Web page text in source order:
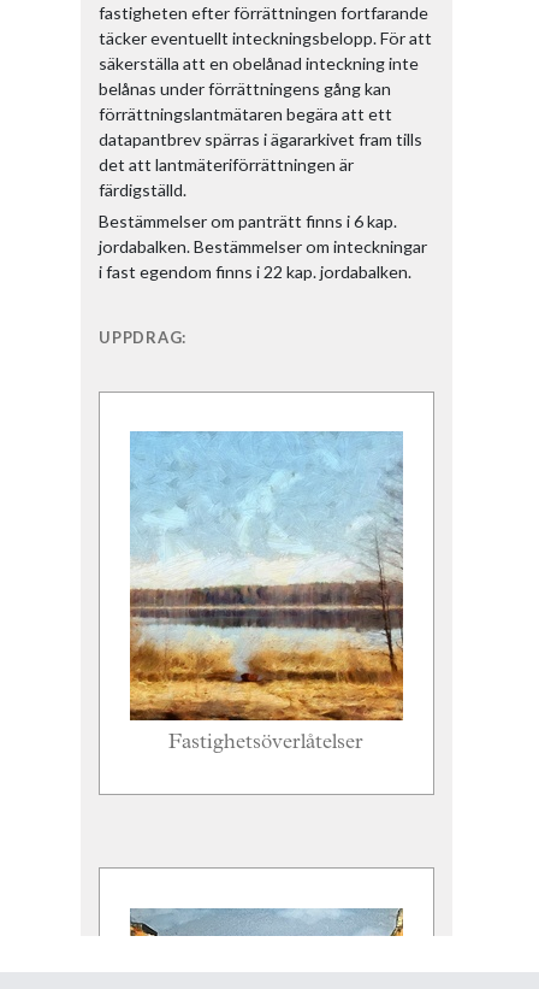
fastigheten efter förrättningen fortfarande
täcker eventuellt inteckningsbelopp. För att
säkerställa att en obelånad inteckning inte
belånas under förrättningens gång kan
förrättningslantmätaren begära att ett
datapantbrev spärras i ägararkivet fram tills
det att lantmäteriförrättningen är
färdigställd.
Bestämmelser om panträtt finns i 6 kap.
jordabalken. Bestämmelser om inteckningar
i fast egendom finns i 22 kap. jordabalken.
UPPDRAG:
Fastighetsöverlåtelser